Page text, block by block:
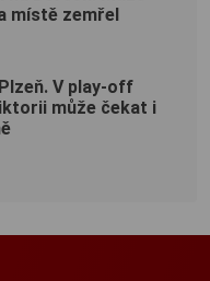
místě zemřel
V play-off
může čekat i